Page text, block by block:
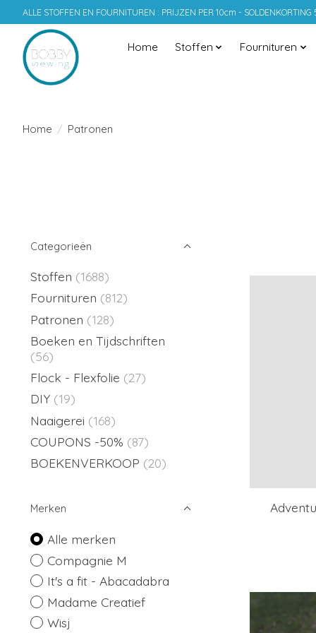
ALLE STOFFEN EN FOURNITUREN : PRIJZEN PER 10cm -
Home Stoffen Fournituren
Home / Patronen
Categorieën
Stoffen (1688)
Fournituren (812)
Patronen (128)
Boeken en Tijdschriften
(56)
Flock - Flexfolie (27)
DIY (19)
Naaigerei (168)
COUPONS -50% (87)
BOEKENVERKOOP (20)
Merken
Alle merken
Compagnie M
It's a fit - Abacadabra
Madame Creatief
Wisj